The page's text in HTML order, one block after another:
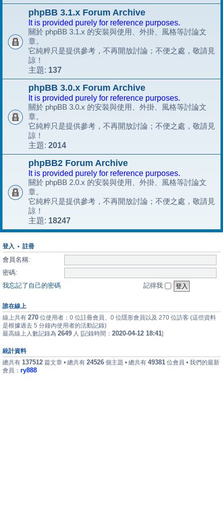
phpBB 3.1.x Forum Archive
It is provided purely for reference purposes.
關於 phpBB 3.1.x 的安裝與使用、外掛、風格等討論文
章。
它純粹只是提供參考，不再開放討論；不便之處，敬請見
諒！
主題: 137
phpBB 3.0.x Forum Archive
It is provided purely for reference purposes.
關於 phpBB 3.0.x 的安裝與使用、外掛、風格等討論文
章。
它純粹只是提供參考，不再開放討論；不便之處，敬請見
諒！
主題: 2014
phpBB2 Forum Archive
It is provided purely for reference purposes.
關於 phpBB 2.0.x 的安裝與使用、外掛、風格等討論文
章。
它純粹只是提供參考，不再開放討論；不便之處，敬請見
諒！
主題: 18247
登入 • 註冊
會員名稱:
密碼:
我忘記了自己的密碼
記得我
誰在線上
線上共有 270 位使用者：0 位註冊會員、0 位隱形會員以及 270 位訪客 (這些資料
是根據過去 5 分鐘內使用者的活動記錄)
最高線上人數記錄為 2649 人 [記錄時間： 2020-04-12 18:41]
統計資料
總共有 137512 篇文章 • 總共有 24526 個主題 • 總共有 49381 位會員 • 我們的最新
會員： ry888